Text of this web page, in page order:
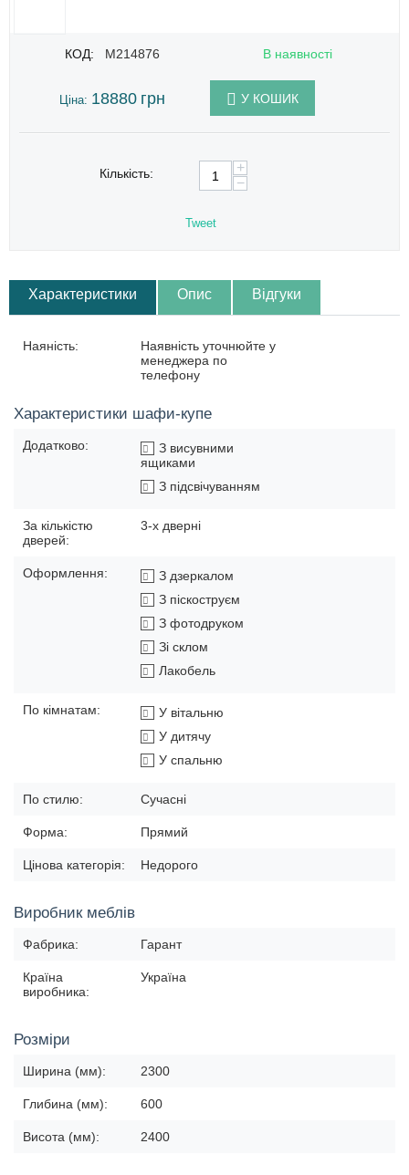
КОД: M214876 В наявності
Ціна: 18880 грн У КОШИК
Кількість:
+
−
Tweet
Характеристики Опис Відгуки
Наяність:
Наявність уточнюйте у
менеджера по
телефону
Характеристики шафи-купе
Додатково:
З висувними
ящиками
З підсвічуванням
За кількістю
дверей:
3-х дверні
Оформлення:
З дзеркалом
З піскоструєм
З фотодруком
Зі склом
Лакобель
По кімнатам:
У вітальню
У дитячу
У спальню
По стилю: Сучасні
Форма: Прямий
Цінова категорія: Недорого
Виробник меблів
Фабрика: Гарант
Країна
виробника:
Україна
Розміри
Ширина (мм): 2300
Глибина (мм): 600
Висота (мм): 2400